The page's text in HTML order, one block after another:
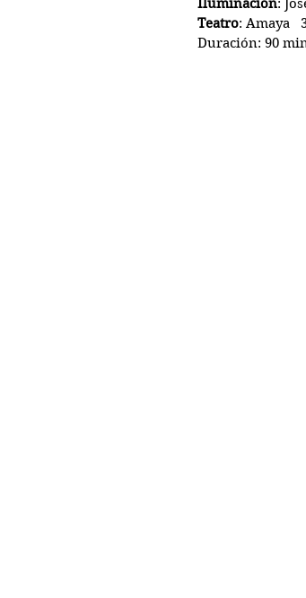
Iluminación:
Teatro: Amaya
Duración: 90